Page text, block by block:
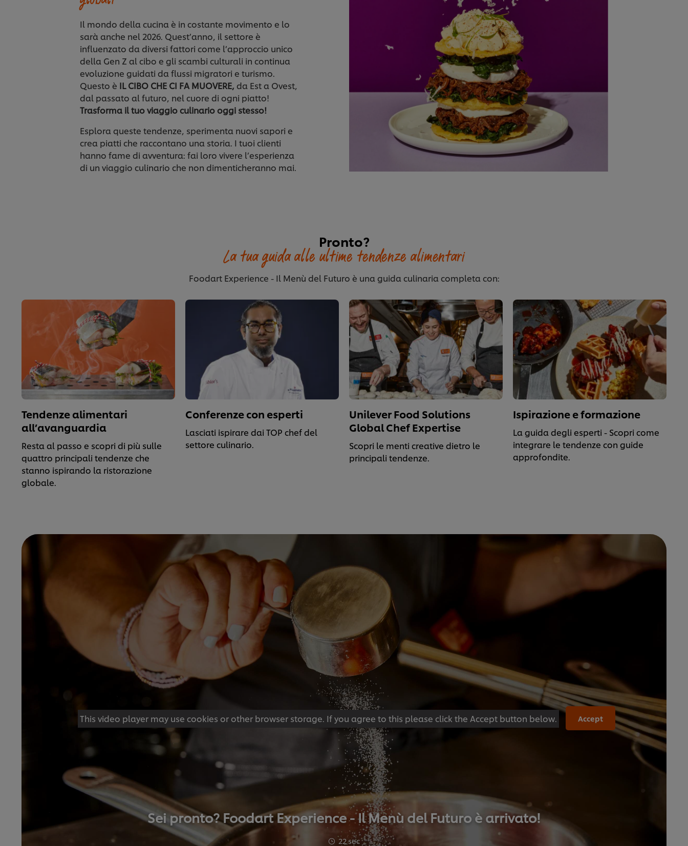
Il mondo della cucina è in costante movimento e lo
sarà anche nel 2026. Quest’anno, il settore è
influenzato da diversi fattori come l’approccio unico
della Gen Z al cibo e gli scambi culturali in continua
evoluzione guidati da flussi migratori e turismo.
Questo è IL CIBO CHE CI FA MUOVERE, da Est a Ovest,
dal passato al futuro, nel cuore di ogni piatto!
Trasforma il tuo viaggio culinario oggi stesso!
Esplora queste tendenze, sperimenta nuovi sapori e
crea piatti che raccontano una storia. I tuoi clienti
hanno fame di avventura: fai loro vivere l’esperienza
di un viaggio culinario che non dimenticheranno mai.
Pronto?
La tua guida alle ultime tendenze alimentari
Foodart Experience - Il Menù del Futuro è una guida culinaria completa con:
Tendenze alimentari
all’avanguardia
Resta al passo e scopri di più sulle
quattro principali tendenze che
stanno ispirando la ristorazione
globale.
Conferenze con esperti
Lasciati ispirare dai TOP chef del
settore culinario.
Unilever Food Solutions
Global Chef Expertise
Scopri le menti creative dietro le
principali tendenze.
Ispirazione e formazione
La guida degli esperti - Scopri come
integrare le tendenze con guide
approfondite.
This video player may use cookies or other browser storage. If you agree to this please click the Accept button below. Accept
Sei pronto?Foodart Experience - Il Menù del Futuro è arrivato!
22 sec